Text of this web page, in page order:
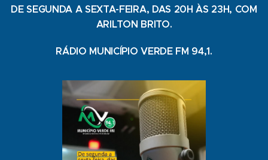
DE SEGUNDA A SEXTA-FEIRA, DAS 20H ÀS 23H, COM
ARILTON BRITO.
RÁDIO MUNICÍPIO VERDE FM 94,1.